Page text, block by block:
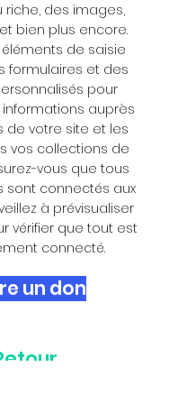
riche, des images,
bien plus encore.
éléments de saisie
formulaires et des
pour
auprès
de votre site et les
vos collections de
vous que tous
sont connectés aux
à prévisualiser
vérifier que tout est
connecté.
un don